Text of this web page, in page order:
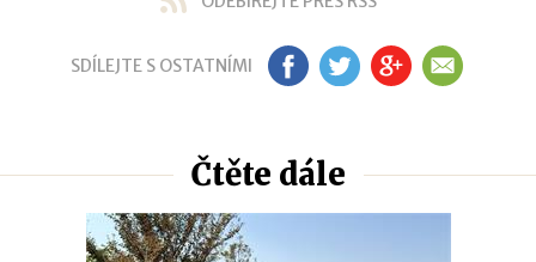
SDÍLEJTE S OSTATNÍMI FB TW GP EM
Čtěte dále